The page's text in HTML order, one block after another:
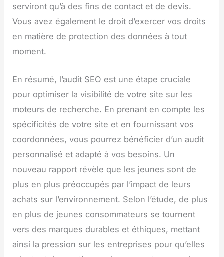
serviront qu’à des fins de contact et de devis.
Vous avez également le droit d’exercer vos droits
en matière de protection des données à tout
moment.
En résumé, l’audit SEO est une étape cruciale
pour optimiser la visibilité de votre site sur les
moteurs de recherche. En prenant en compte les
spécificités de votre site et en fournissant vos
coordonnées, vous pourrez bénéficier d’un audit
personnalisé et adapté à vos besoins. Un
nouveau rapport révèle que les jeunes sont de
plus en plus préoccupés par l’impact de leurs
achats sur l’environnement. Selon l’étude, de plus
en plus de jeunes consommateurs se tournent
vers des marques durables et éthiques, mettant
ainsi la pression sur les entreprises pour qu’elles